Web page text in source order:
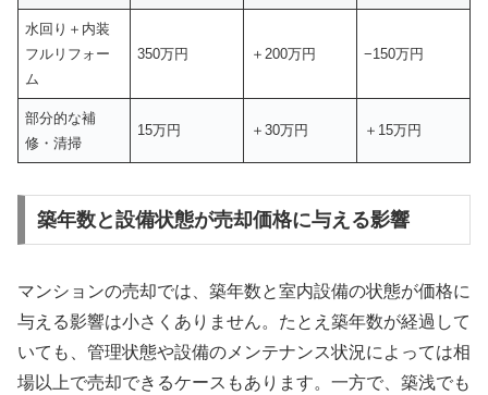
水回り＋内装
フルリフォー
ム
350万円 ＋200万円 −150万円
部分的な補
修・清掃
15万円 ＋30万円 ＋15万円
築年数と設備状態が売却価格に与える影響
マンションの売却では、築年数と室内設備の状態が価格に
与える影響は小さくありません。たとえ築年数が経過して
いても、管理状態や設備のメンテナンス状況によっては相
場以上で売却できるケースもあります。一方で、築浅でも